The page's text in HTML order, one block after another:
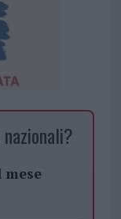
mese